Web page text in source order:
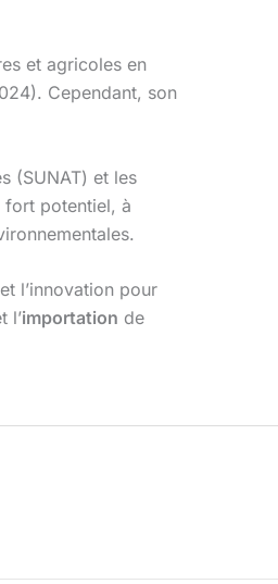
et agricoles en
Cependant, son
(SUNAT) et les
fort potentiel, à
l’innovation pour
l’importation de